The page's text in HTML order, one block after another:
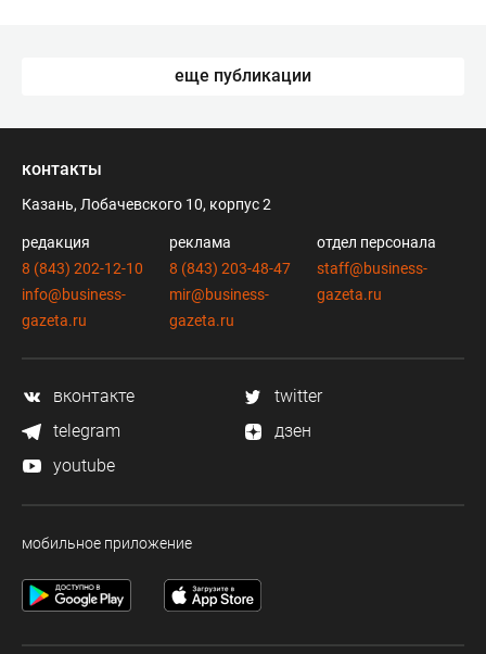
еще публикации
контакты
Казань, Лобачевского 10, корпус 2
редакция
8 (843) 202-12-10
info@business-
gazeta.ru
реклама
8 (843) 203-48-47
mir@business-
gazeta.ru
отдел персонала
staff@business-
gazeta.ru
вконтакте
twitter
telegram
дзен
youtube
мобильное приложение